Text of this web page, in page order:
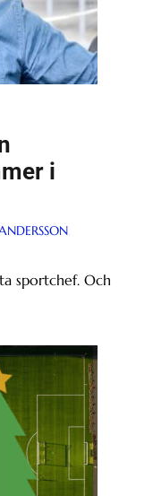
i
,
sportchef. Och